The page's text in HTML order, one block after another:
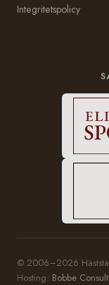
Integritetspolicy
© 2006–2026
Hosting: Bobbe